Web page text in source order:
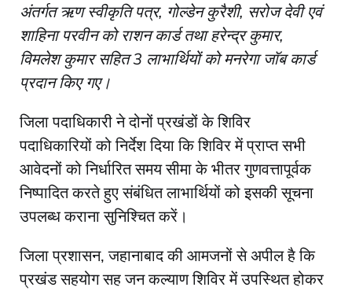
अंतर्गत ऋण स्वीकृति पत्र, गोल्डेन कुरैशी, सरोज देवी एवं
शाहिना परवीन को राशन कार्ड तथा हरेन्द्र कुमार,
विमलेश कुमार सहित 3 लाभार्थियों को मनरेगा जॉब कार्ड
प्रदान किए गए।
जिला पदाधिकारी ने दोनों प्रखंडों के शिविर
पदाधिकारियों को निर्देश दिया कि शिविर में प्राप्त सभी
आवेदनों को निर्धारित समय सीमा के भीतर गुणवत्तापूर्वक
निष्पादित करते हुए संबंधित लाभार्थियों को इसकी सूचना
उपलब्ध कराना सुनिश्चित करें।
जिला प्रशासन, जहानाबाद की आमजनों से अपील है कि
प्रखंड सहयोग सह जन कल्याण शिविर में उपस्थित होकर